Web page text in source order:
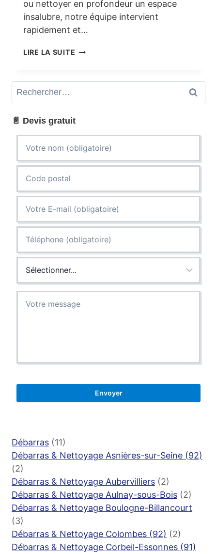
ou nettoyer en profondeur un espace
insalubre, notre équipe intervient
rapidement et…
LIRE LA SUITE DÉBARRAS
À
VOTRE
PRIORITÉ
Rechercher :
📄 Devis gratuit
Débarras (11)
Débarras & Nettoyage Asnières-sur-Seine (92)
(2)
Débarras & Nettoyage Aubervilliers (2)
Débarras & Nettoyage Aulnay-sous-Bois (2)
Débarras & Nettoyage Boulogne-Billancourt
(3)
Débarras & Nettoyage Colombes (92) (2)
Débarras & Nettoyage Corbeil-Essonnes (91)